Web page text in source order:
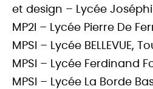
et design – Lycée
MP2I – Lycée Pierre De
MPSI – Lycée BELLEVUE,
MPSI – Lycée Ferdinand
MPSI – Lycée La Borde